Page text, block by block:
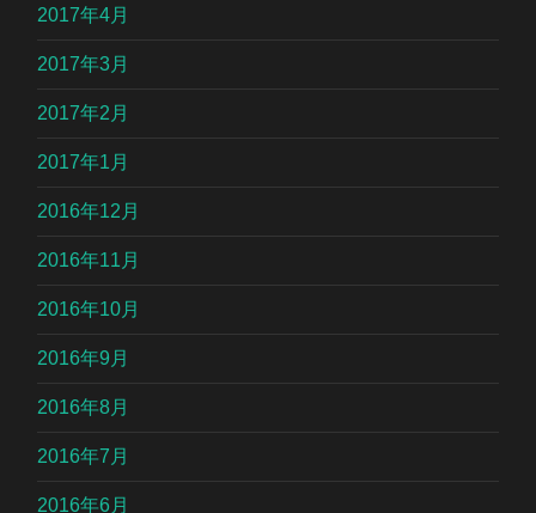
2017年4月
2017年3月
2017年2月
2017年1月
2016年12月
2016年11月
2016年10月
2016年9月
2016年8月
2016年7月
2016年6月